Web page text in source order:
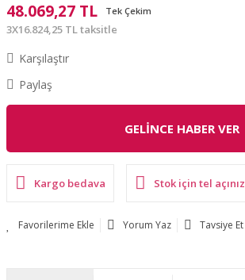
48.069,27 TL Tek Çekim
3X16.824,25 TL taksitle
Karşılaştır
Paylaş
GELİNCE HABER VER
Kargo bedava Stok için tel açınız
Yorum Yaz Tavsiye Et